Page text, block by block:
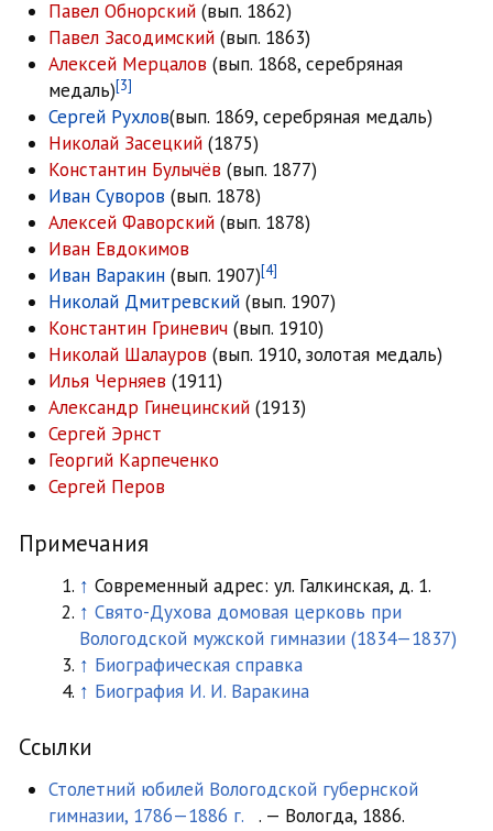
Павел Обнорский (вып. 1862)
Павел Засодимский (вып. 1863)
Алексей Мерцалов (вып. 1868, серебряная
медаль)[3]
Сергей Рухлов(вып. 1869, серебряная медаль)
Николай Засецкий (1875)
Константин Булычёв (вып. 1877)
Иван Суворов (вып. 1878)
Алексей Фаворский (вып. 1878)
Иван Евдокимов
Иван Варакин (вып. 1907)[4]
Николай Дмитревский (вып. 1907)
Константин Гриневич (вып. 1910)
Николай Шалауров (вып. 1910, золотая медаль)
Илья Черняев (1911)
Александр Гинецинский (1913)
Сергей Эрнст
Георгий Карпеченко
Сергей Перов
Примечания
↑ Современный адрес: ул. Галкинская, д. 1.
↑ Свято-Духова домовая церковь при
Вологодской мужской гимназии (1834—1837)
↑ Биографическая справка
↑ Биография И. И. Варакина
Ссылки
Столетний юбилей Вологодской губернской
гимназии, 1786—1886 г.
. — Вологда, 1886.